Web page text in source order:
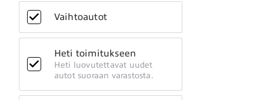
Vaihtoautot
Heti toimitukseen
Heti luovutettavat uudet
autot suoraan varastosta.